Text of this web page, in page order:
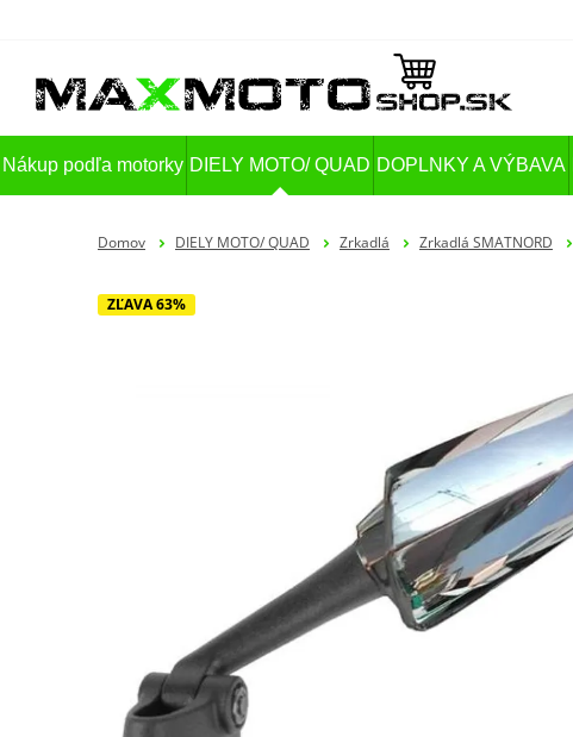
Nákup podľa motorky DIELY MOTO/ QUAD DOPLNKY A VÝBAVA
Domov DIELY MOTO/ QUAD Zrkadlá Zrkadlá SMATNORD
ZĽAVA 63%